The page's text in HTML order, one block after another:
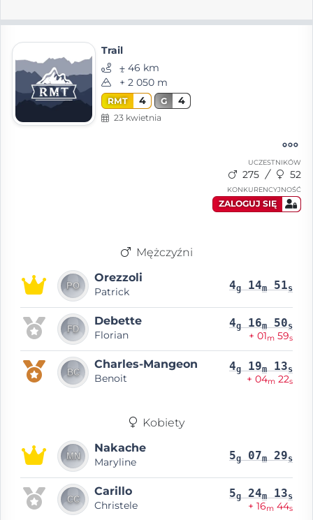
Trail
⨦ 46 km
+ 2 050 m
RMT 4 G 4
23 kwietnia
UCZESTNIKÓW
275 52
KONKURENCYJNOŚĆ
ZALOGUJ SIĘ
Mężczyźni
Orezzoli
Patrick 4g 14m 51s
Debette
Florian
4g 16m 50s
+ 01m 59s
Charles‐Mangeon
Benoit
4g 19m 13s
+ 04m 22s
Kobiety
Nakache
Maryline 5g 07m 29s
Carillo
Christele
5g 24m 13s
+ 16m 44s